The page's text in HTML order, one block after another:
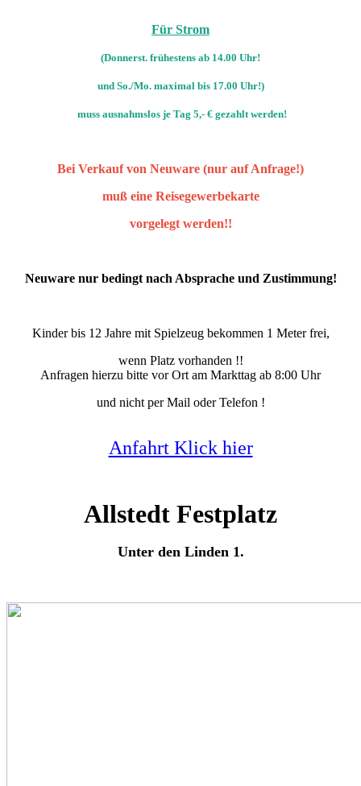
Für Strom
(Donnerst. frühestens ab 14.00 Uhr!
und So./Mo. maximal bis 17.00 Uhr!)
muss ausnahmslos je Tag 5,- € gezahlt werden!
Bei Verkauf von Neuware (nur auf Anfrage!)
muß eine Reisegewerbekarte
vorgelegt werden!!
Neuware nur bedingt nach Absprache und Zustimmung!
Kinder bis 12 Jahre mit Spielzeug bekommen 1 Meter frei,
wenn Platz vorhanden !!
Anfragen hierzu bitte vor Ort am Markttag ab 8:00 Uhr
und nicht per Mail oder Telefon !
Anfahrt Klick hier
Allstedt Festplatz
Unter den Linden 1.